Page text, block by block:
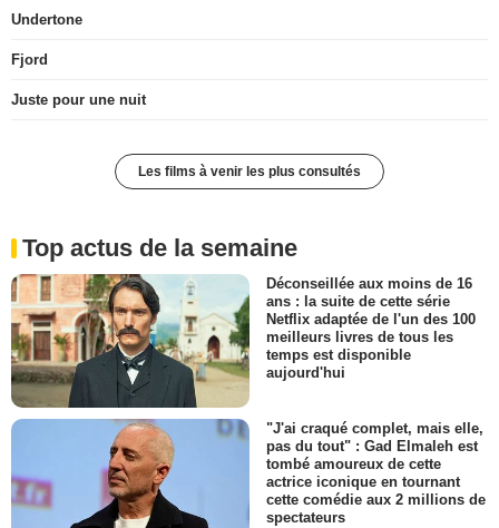
Undertone
Fjord
Juste pour une nuit
Les films à venir les plus consultés
Top actus de la semaine
Déconseillée aux moins de 16
ans : la suite de cette série
Netflix adaptée de l'un des 100
meilleurs livres de tous les
temps est disponible
aujourd'hui
"J'ai craqué complet, mais elle,
pas du tout" : Gad Elmaleh est
tombé amoureux de cette
actrice iconique en tournant
cette comédie aux 2 millions de
spectateurs